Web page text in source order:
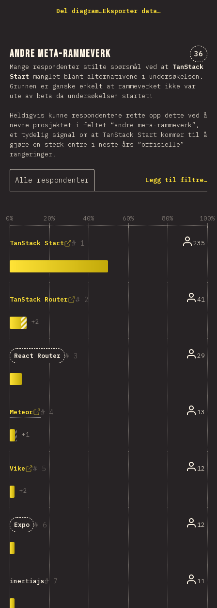
Del diagram…Eksporter data…
Andre Meta-Rammeverk 36
Mange respondenter stilte spørsmål ved at TanStack
Start manglet blant alternativene i undersøkelsen.
Grunnen er ganske enkelt at rammeverket ikke var
ute av beta da undersøkelsen startet!
Heldigvis kunne respondentene rette opp dette ved å
nevne prosjektet i feltet “andre meta-rammeverk”,
et tydelig signal om at TanStack Start kommer til å
gjøre en sterk entre i neste års “offisielle”
rangeringer.
Alle respondenter Legg til filtre…
0% 20% 40% 60% 80% 100%
1
TanStack Start 235
2
TanStack Router
+2
41
3
React Router 29
4
Meteor
+1
13
5
Vike
+2
12
6
Expo 12
7
inertiajs 11